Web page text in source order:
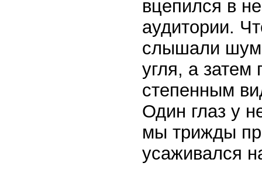
вцепился в
аудитории.
слышали шум,
угля, а затем
степенным
Один глаз у
мы трижды
усаживался